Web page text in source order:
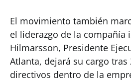
El movimiento también
el liderazgo de la compañía
Hilmarsson, Presidente
Atlanta, dejará su cargo tras
directivos dentro de la